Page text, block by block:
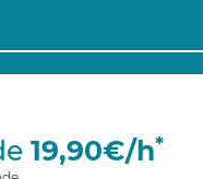
19,90€/h*